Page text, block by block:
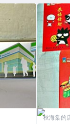
秋海棠的